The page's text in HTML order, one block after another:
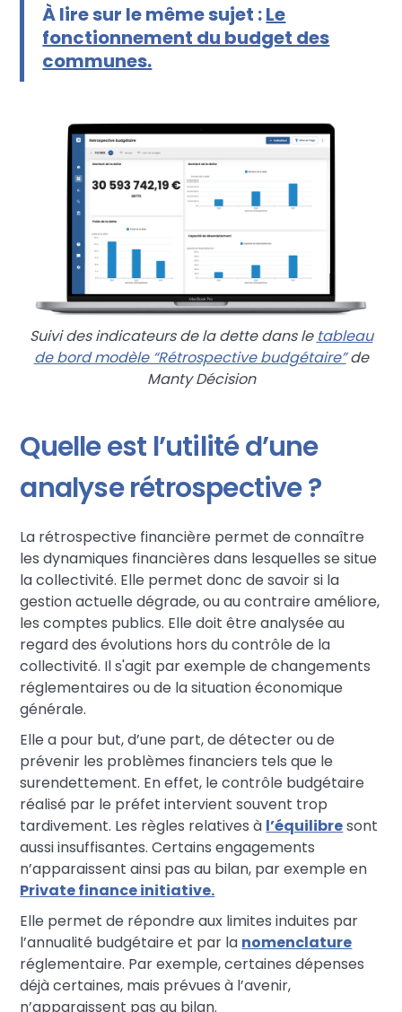
À lire sur le même sujet :Le
fonctionnement du budget des
communes.
Suivi des indicateurs de la dette dans le tableau
de bord modèle “Rétrospective budgétaire”de
Manty Décision
Quelle est l’utilité d’une
analyse rétrospective ?
La rétrospective financière permet de connaître
les dynamiques financières dans lesquelles se situe
la collectivité. Elle permet donc de savoir si la
gestion actuelle dégrade, ou au contraire améliore,
les comptes publics. Elle doit être analysée au
regard des évolutions hors du contrôle de la
collectivité. Il s'agit par exemple de changements
réglementaires ou de la situation économique
générale.
Elle a pour but, d’une part, de détecter ou de
prévenir les problèmes financiers tels que le
surendettement. En effet, le contrôle budgétaire
réalisé par le préfet intervient souvent trop
tardivement. Les règles relatives à l’équilibresont
aussi insuffisantes. Certains engagements
n’apparaissent ainsi pas au bilan, par exemple en
Private finance initiative.
Elle permet de répondre aux limites induites par
l’annualité budgétaire et par la nomenclature
réglementaire. Par exemple, certaines dépenses
déjà certaines, mais prévues à l’avenir,
n’apparaissent pas au bilan.